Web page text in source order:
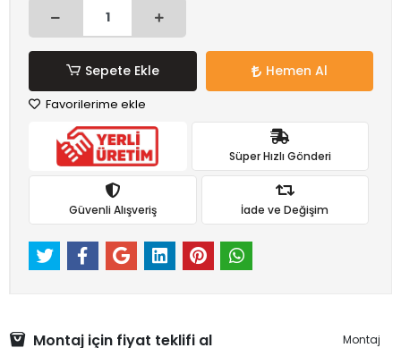
Sepete Ekle Hemen Al
Favorilerime ekle
Süper Hızlı Gönderi
Güvenli Alışveriş İade ve Değişim
Montaj için fiyat teklifi al Montaj